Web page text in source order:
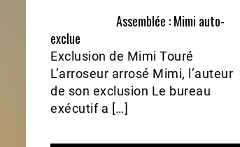
Assemblée : Mimi auto-
exclue
Exclusion de Mimi Touré
L’arroseur arrosé Mimi, l’auteur
de son exclusion Le bureau
exécutif a […]